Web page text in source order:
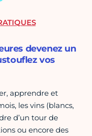
devenez un
vos
apprendre et
les vins (blancs,
d’un tour de
ou encore des